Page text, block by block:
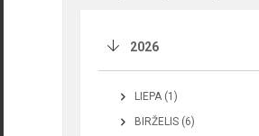
2026
LIEPA (1)
BIRŽELIS (6)